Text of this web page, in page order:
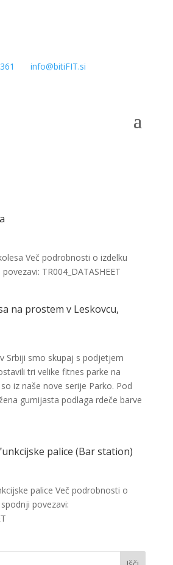
info@bitiFIT.si
Več podrobnosti o izdelku
TR004_DATASHEET
na prostem v Leskovcu,
Srbiji smo skupaj s podjetjem
tri velike fitnes parke na
iz naše nove serije Parko. Pod
gumijasta podlaga rdeče barve
palice (Bar station)
palice Več podrobnosti o
povezavi: